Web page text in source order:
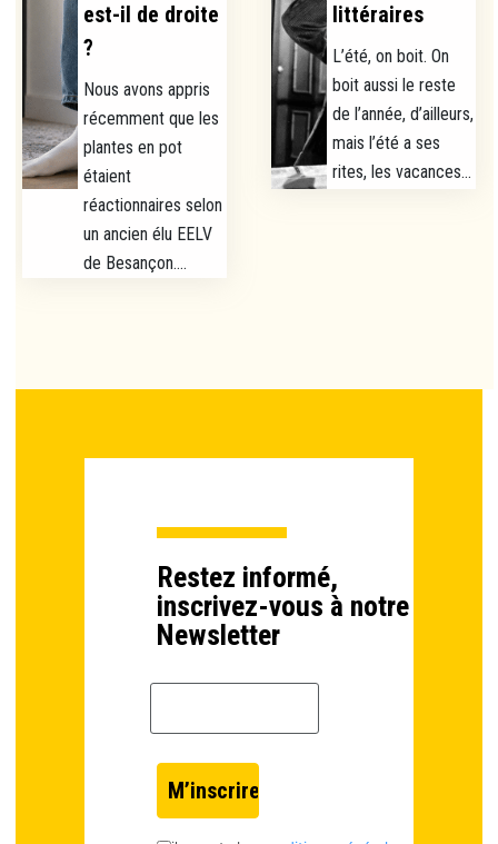
est-il de droite
?
Nous avons appris
récemment que les
plantes en pot
étaient
réactionnaires selon
un ancien élu EELV
de Besançon....
littéraires
L’été, on boit. On
boit aussi le reste
de l’année, d’ailleurs,
mais l’été a ses
rites, les vacances...
Restez informé,
inscrivez-vous à notre
Newsletter